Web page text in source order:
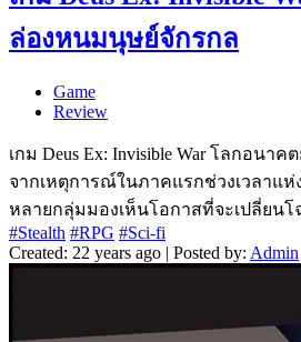
ล่องหนมนุษย์จักรกล
Game
Review
เกม Deus Ex: Invisible War โลกอนาค
จากเหตุการณ์ในภาคแรกช่วงเวลาแ
หลายกลุ่มมองเห็นโอกาสที่จะเปลี่ยนโ
#Stealth #RPG #Sci-fi
Created: 22 years ago | Posted by: Admin